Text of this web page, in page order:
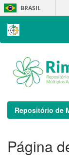
Skip
navigation
BRASIL
Repositório de
Página